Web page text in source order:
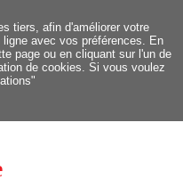
tiers, afin d'améliorer votre
ligne avec vos préférences. En
page ou en cliquant sur l'un de
de cookies. Si vous voulez
"